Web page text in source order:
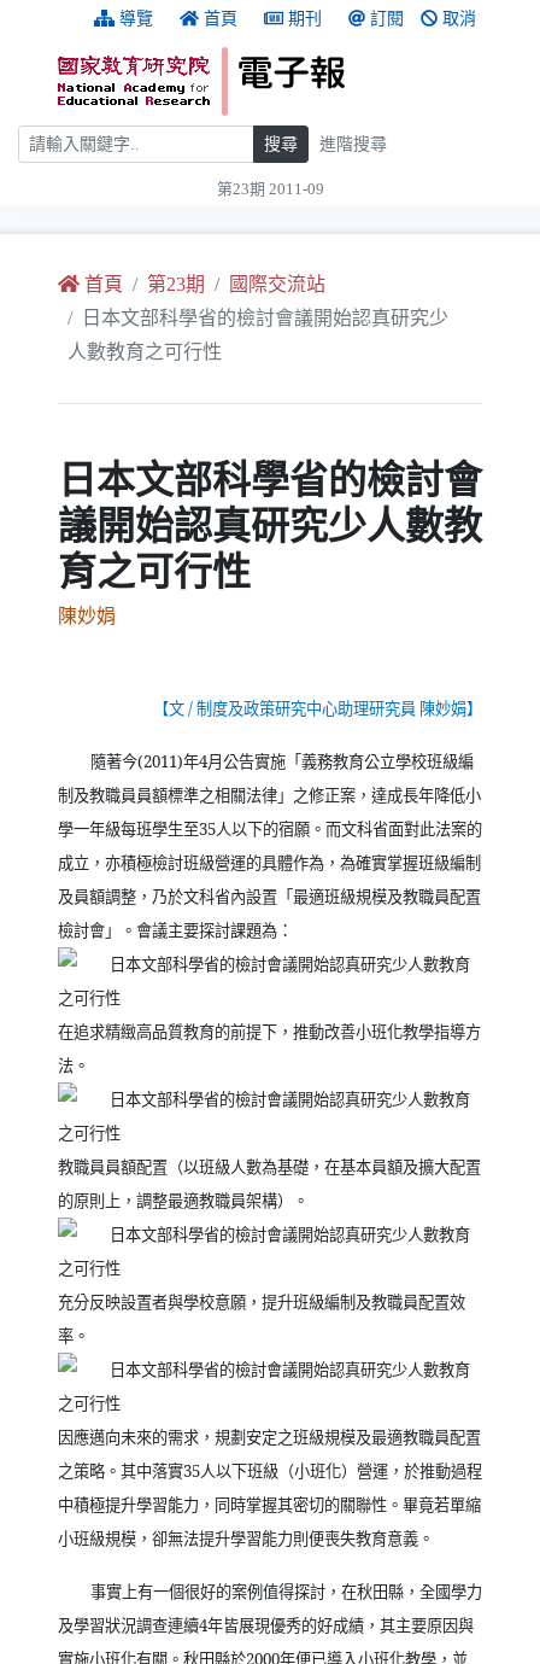
跳到主要內容 導覽 首頁 期刊 訂閱 取消
搜尋 搜尋 進階搜尋
第23期 2011-09
首頁 第23期
國際交流站
日本文部科學省的檢討會議開始認真研究少
人數教育之可行性
日本文部科學省的檢討會
議開始認真研究少人數教
育之可行性
陳妙娟
【文/制度及政策研究中心助理研究員 陳妙娟】
隨著今(2011)年4月公告實施「義務教育公立學校班級編
制及教職員員額標準之相關法律」之修正案，達成長年降低小
學一年級每班學生至35人以下的宿願。而文科省面對此法案的
成立，亦積極檢討班級營運的具體作為，為確實掌握班級編制
及員額調整，乃於文科省內設置「最適班級規模及教職員配置
檢討會」。會議主要探討課題為：
在追求精緻高品質教育的前提下，推動改善小班化教學指導方
法。
教職員員額配置（以班級人數為基礎，在基本員額及擴大配置
的原則上，調整最適教職員架構）。
充分反映設置者與學校意願，提升班級編制及教職員配置效
率。
因應邁向未來的需求，規劃安定之班級規模及最適教職員配置
之策略。其中落實35人以下班級（小班化）營運，於推動過程
中積極提升學習能力，同時掌握其密切的關聯性。畢竟若單縮
小班級規模，卻無法提升學習能力則便喪失教育意義。
事實上有一個很好的案例值得探討，在秋田縣，全國學力
及學習狀況調查連續4年皆展現優秀的好成績，其主要原因與
實施小班化有關。秋田縣於2000年便已導入小班化教學，並